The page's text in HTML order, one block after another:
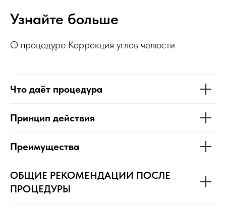
Узнайте больше
О процедуре Коррекция углов челюсти
Что даёт процедура
Принцип действия
Преимущества
ОБЩИЕ РЕКОМЕНДАЦИИ ПОСЛЕ
ПРОЦЕДУРЫ